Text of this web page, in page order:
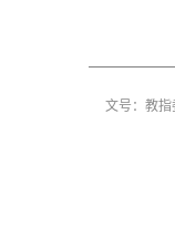
文号：教